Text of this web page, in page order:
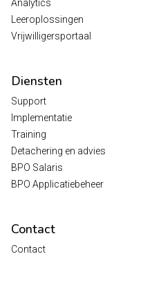
Analytics
Leeroplossingen
Vrijwilligersportaal
Diensten
Support
Implementatie
Training
Detachering en advies
BPO Salaris
BPO Applicatiebeheer
Contact
Contact